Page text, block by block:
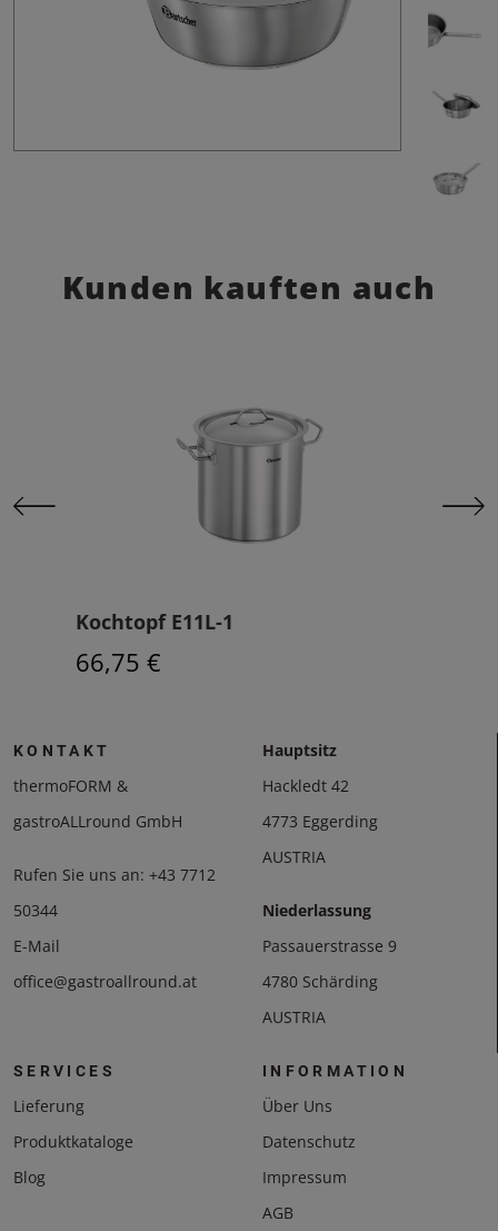
Kunden kauften auch
Kochtopf E11L-1
66,75 €
KONTAKT
thermoFORM &
gastroALLround GmbH
Rufen Sie uns an: +43 7712
50344
E-Mail
office@gastroallround.at
Hauptsitz
Hackledt 42
4773 Eggerding
AUSTRIA
Niederlassung
Passauerstrasse 9
4780 Schärding
AUSTRIA
SERVICES
Lieferung
Produktkataloge
Blog
INFORMATION
Über Uns
Datenschutz
Impressum
AGB